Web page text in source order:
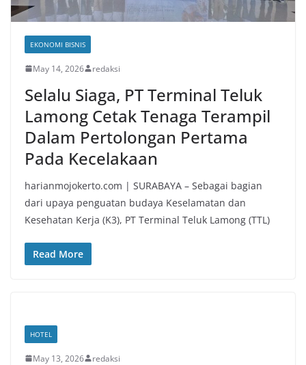
EKONOMI BISNIS
May 14, 2026 redaksi
Selalu Siaga, PT Terminal Teluk
Lamong Cetak Tenaga Terampil
Dalam Pertolongan Pertama
Pada Kecelakaan
harianmojokerto.com | SURABAYA – Sebagai bagian
dari upaya penguatan budaya Keselamatan dan
Kesehatan Kerja (K3), PT Terminal Teluk Lamong (TTL)
Read More
HOTEL
May 13, 2026 redaksi